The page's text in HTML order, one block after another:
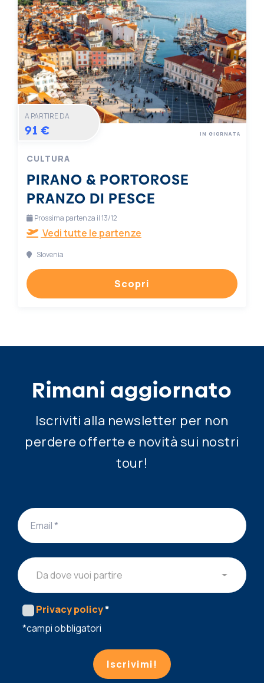
A PARTIRE DA
91 €
CULTURA
PIRANO & PORTOROSE
PRANZO DI PESCE
IN GIORNATA
Prossima partenza il 13/12
Vedi tutte le partenze
Slovenia
Scopri
Rimani aggiornato
Iscriviti alla newsletter per non
perdere offerte e novità sui nostri
tour!
Da dove vuoi partire
Privacy policy*
*campi obbligatori
Iscrivimi!